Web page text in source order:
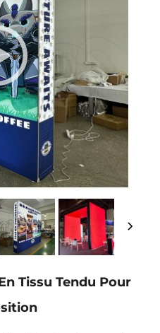
Tissu Tendu Pour